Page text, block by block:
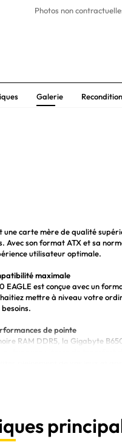
Photos non
Galerie
une carte mère de qualité
Avec son format ATX et sa
utilisateur optimale.
maximale
EAGLE est conçue avec un
mettre à niveau votre
de pointe
RAM DDR5, la Gigabyte
et durable, cette carte mère